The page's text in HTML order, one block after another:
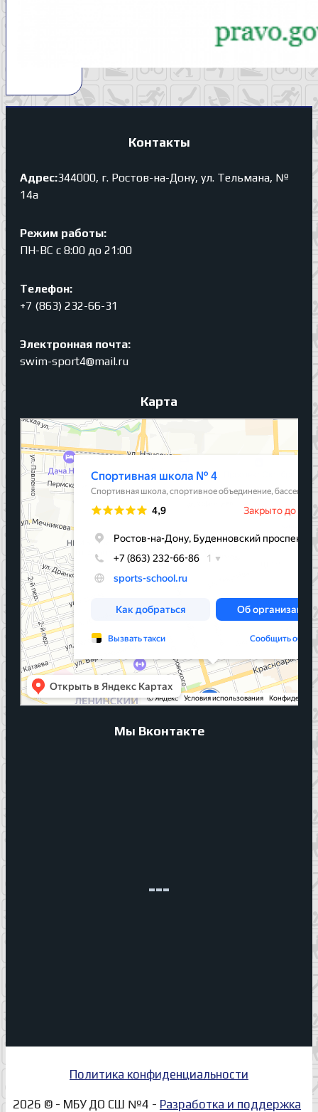
Контакты
Адрес:344000, г. Ростов-на-Дону, ул. Тельмана, №
14а
Режим работы:
ПН-ВС с 8:00 до 21:00
Телефон:
+7 (863) 232-66-31
Электронная почта:
swim-sport4@mail.ru
Карта
Спортивная школа № 4
Спортивная школа в Ростове‑на‑Дону
Спортивное объединение в Ростове‑на‑Дону
Мы Вконтакте
Политика конфиденциальности
2026 © - МБУ ДО СШ №4 - Разработка и поддержка